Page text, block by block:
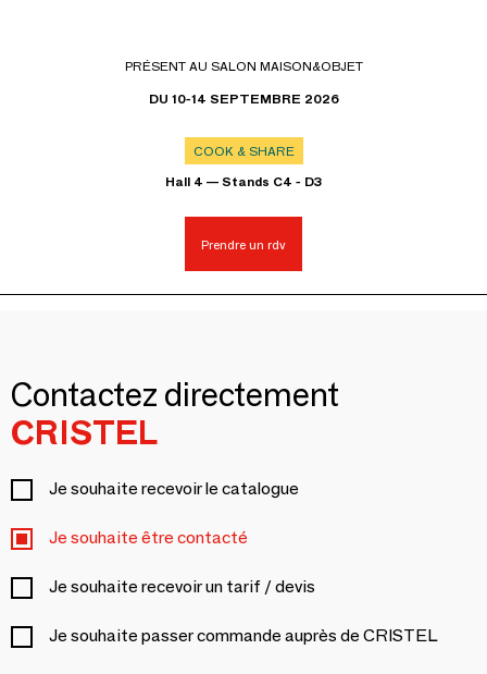
PRÉSENT AU SALON MAISON&OBJET
DU 10-14 SEPTEMBRE 2026
COOK & SHARE
Hall 4 — Stands C4 - D3
Prendre un rdv
Contactez directement
CRISTEL
Je souhaite recevoir le catalogue
Je souhaite être contacté
Je souhaite recevoir un tarif / devis
Je souhaite passer commande auprès de CRISTEL